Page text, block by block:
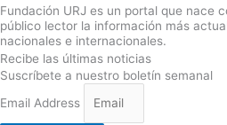
Fundación URJ es un portal que nace
público lector la información más
nacionales e internacionales.
Recibe las últimas noticias
Suscríbete a nuestro boletín semanal
Email Address